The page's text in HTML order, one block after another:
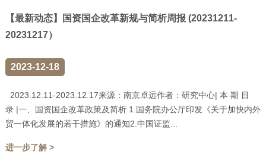
【最新动态】国资国企改革新规与简析周报 (20231211-
20231217）
2023-12-18
2023.12.11-2023.12.17来源：南京卓远作者：研究中心| 本 期 目
录 |一、国资国企改革政策及简析 1.国务院办公厅印发《关于加快内外
贸一体化发展的若干措施》的通知2.中国证监...
进一步了解 >